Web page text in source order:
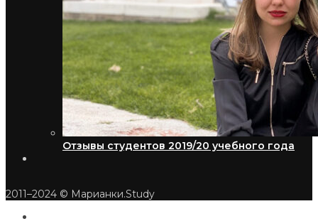
Отзывы студентов 2019/20 учебного года
2011–2024 © Марианки.Study